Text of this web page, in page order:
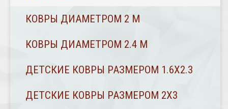
КОВРЫ ДИАМЕТРОМ 2 М
КОВРЫ ДИАМЕТРОМ 2.4 M
ДЕТСКИЕ КОВРЫ РАЗМЕРОМ 1.6Х2.3
ДЕТСКИЕ КОВРЫ РАЗМЕРОМ 2Х3